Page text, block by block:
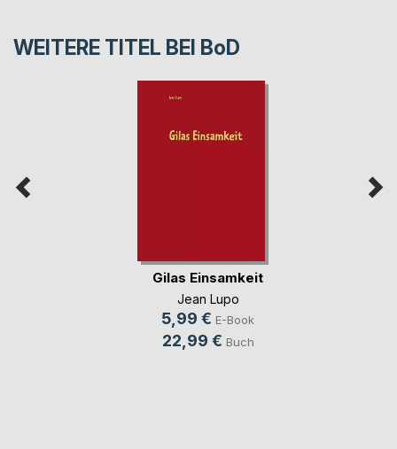
WEITERE TITEL BEI BoD
Gilas Einsamkeit
Jean Lupo
5,99 € E-Book
22,99 € Buch